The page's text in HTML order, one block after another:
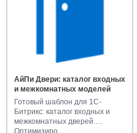
АйПи Двери: каталог входных
и межкомнатных моделей
Готовый шаблон для 1С-
Битрикс: каталог входных и
межкомнатных дверей.
Оптимизиро…